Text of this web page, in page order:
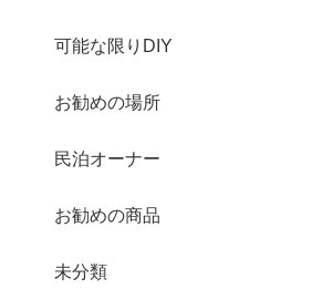
可能な限りDIY
お勧めの場所
民泊オーナー
お勧めの商品
未分類